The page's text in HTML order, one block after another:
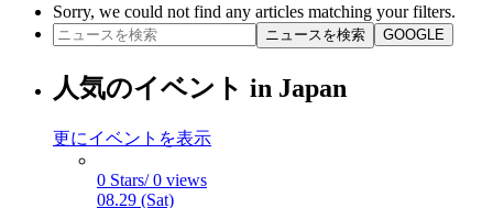
Sorry, we could not find any articles matching your filters.
ニュースを検索 GOOGLE
人気のイベント in Japan
更にイベントを表示
0 Stars/ 0 views
08.29 (Sat)